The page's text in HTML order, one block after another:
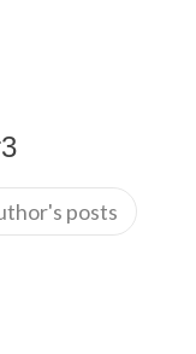
posts